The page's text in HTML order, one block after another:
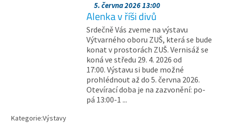
5. června 2026 13:00
Alenka v říši divů
Srdečně Vás zveme na výstavu
Výtvarného oboru ZUŠ, která se bude
konat v prostorách ZUŠ. Vernisáž se
koná ve středu 29. 4. 2026 od
17:00. Výstavu si bude možné
prohlédnout až do 5. června 2026.
Otevírací doba je na zazvonění: po-
pá 13:00-1 ...
Kategorie:Výstavy